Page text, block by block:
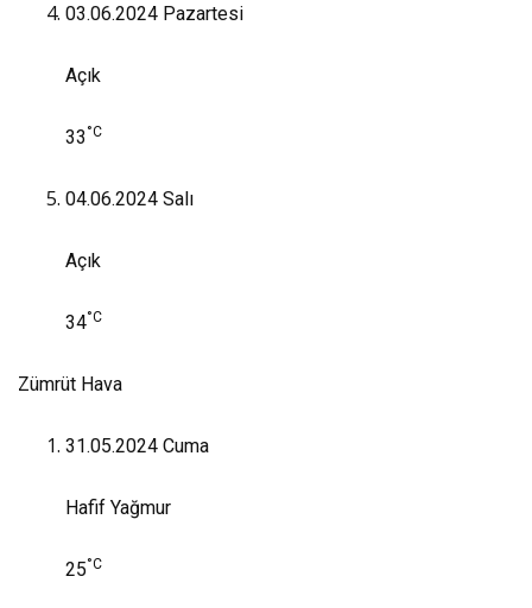
03.06.2024 Pazartesi
Açık
33 °C
04.06.2024 Salı
Açık
34°C
Zümrüt Hava
31.05.2024 Cuma
Hafif Yağmur
25°C